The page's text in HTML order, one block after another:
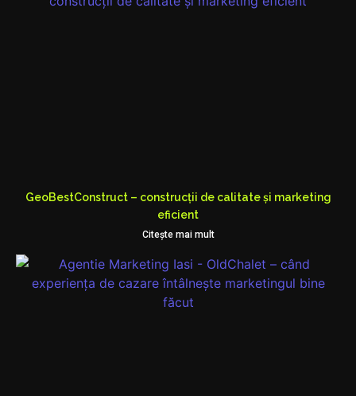
GeoBestConstruct – construcții de calitate și marketing
eficient
Citeşte mai mult